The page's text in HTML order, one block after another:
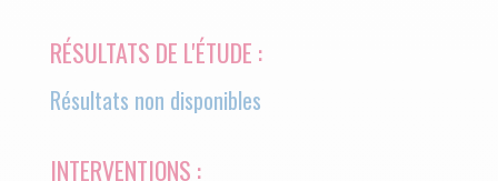
RÉSULTATS DE L'ÉTUDE :
Résultats non disponibles
INTERVENTIONS :